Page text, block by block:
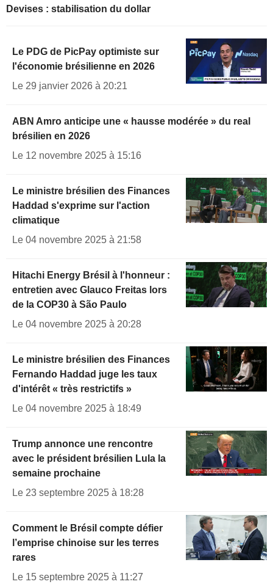
Devises : stabilisation du dollar
Le PDG de PicPay optimiste sur
l'économie brésilienne en 2026
Le 29 janvier 2026 à 20:21
ABN Amro anticipe une « hausse modérée » du real
brésilien en 2026
Le 12 novembre 2025 à 15:16
Le ministre brésilien des Finances
Haddad s'exprime sur l'action
climatique
Le 04 novembre 2025 à 21:58
Hitachi Energy Brésil à l'honneur :
entretien avec Glauco Freitas lors
de la COP30 à São Paulo
Le 04 novembre 2025 à 20:28
Le ministre brésilien des Finances
Fernando Haddad juge les taux
d'intérêt « très restrictifs »
Le 04 novembre 2025 à 18:49
Trump annonce une rencontre
avec le président brésilien Lula la
semaine prochaine
Le 23 septembre 2025 à 18:28
Comment le Brésil compte défier
l’emprise chinoise sur les terres
rares
Le 15 septembre 2025 à 11:27